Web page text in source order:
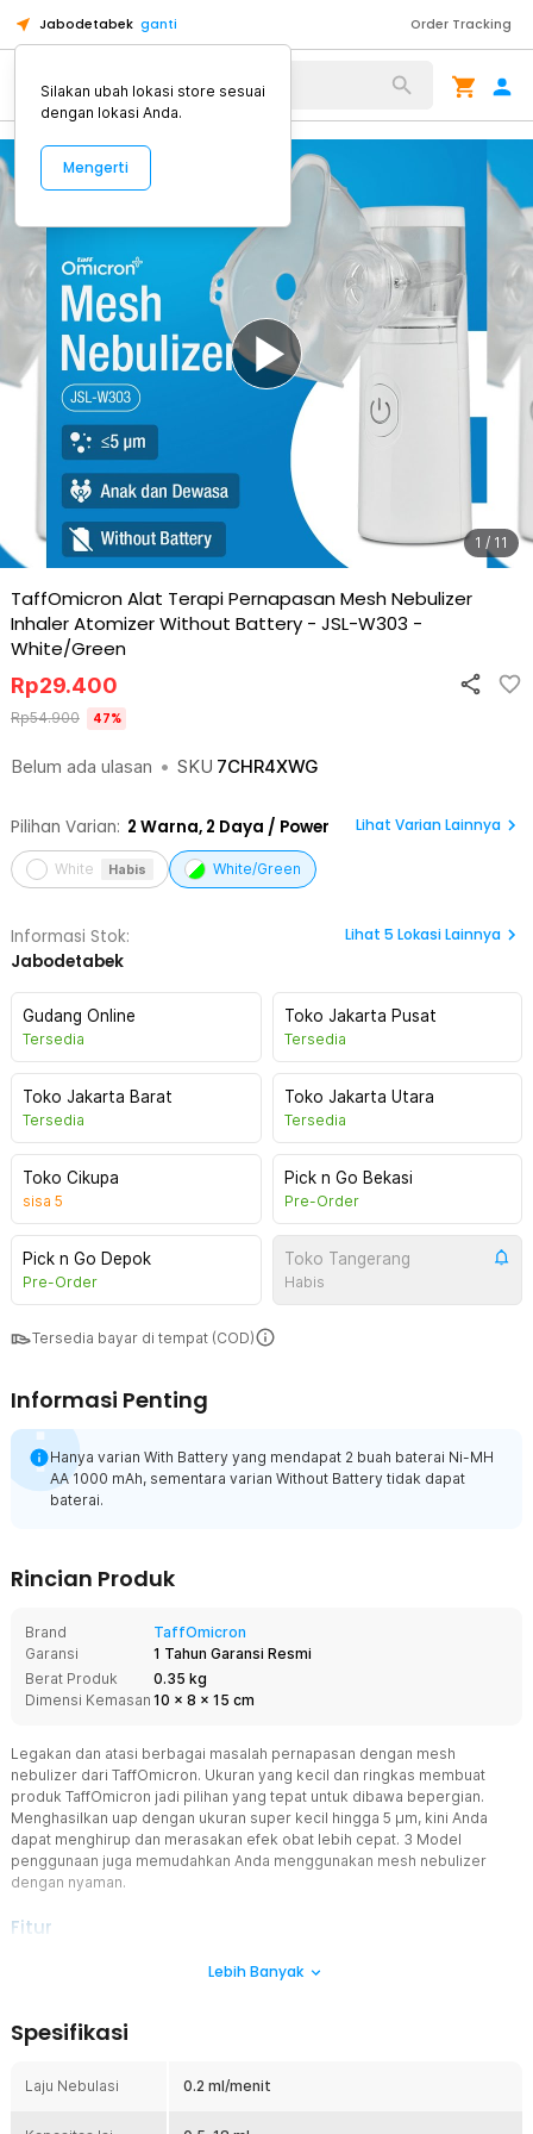
Jabodetabek ganti Order Tracking
Alat Kopi
1 / 11
TaffOmicron Alat Terapi Pernapasan Mesh Nebulizer
Inhaler Atomizer Without Battery - JSL-W303 -
White/Green
Belum ada ulasan • SKU 7CHR4XWG
Rp29.400
Rp54.900 47%
Pilihan Varian: 2 Warna, 2 Daya / Power Lihat Varian Lainnya
White Habis White/Green
Informasi Stok:
Jabodetabek
Lihat 5 Lokasi Lainnya
Gudang Online
Tersedia
Toko Jakarta Pusat
Tersedia
Toko Jakarta Barat
Tersedia
Toko Jakarta Utara
Tersedia
Toko Cikupa
sisa 5
Pick n Go Bekasi
Pre-Order
Pick n Go Depok
Pre-Order
Toko Tangerang
Habis
Tersedia bayar di tempat (COD)
Informasi Penting
Hanya varian With Battery yang mendapat 2 buah baterai Ni-MH
AA 1000 mAh, sementara varian Without Battery tidak dapat
baterai.
Rincian Produk
Brand
TaffOmicron
Garansi
1 Tahun Garansi Resmi
Berat Produk
0.35 kg
Dimensi Kemasan 10 x 8 x 15 cm
Legakan dan atasi berbagai masalah pernapasan dengan mesh
nebulizer dari TaffOmicron. Ukuran yang kecil dan ringkas membuat
produk TaffOmicron jadi pilihan yang tepat untuk dibawa bepergian.
Menghasilkan uap dengan ukuran super kecil hingga 5 μm, kini Anda
dapat menghirup dan merasakan efek obat lebih cepat. 3 Model
penggunaan juga memudahkan Anda menggunakan mesh nebulizer
dengan nyaman.
Fitur
Teknologi Mesh Uap Halus 5 µm
membantu obat terserap lebih cepat dan merata. Hal ini membuat
penggunaan rutin maupun kondisi darurat.
Lebih Banyak
Spesifikasi
Laju Nebulasi 0.2 ml/menit
Silakan ubah lokasi store sesuai
dengan lokasi Anda.
Mengerti